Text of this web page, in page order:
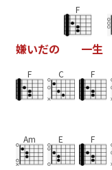
嫌いだの
F
一生
F C F
Am E F